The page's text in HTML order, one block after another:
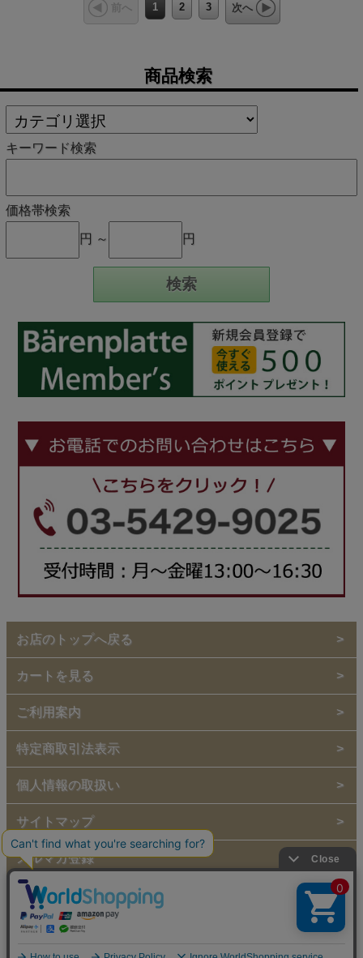
前へ 1 2 3 次へ
商品検索
キーワード検索
価格帯検索
円 ～ 円
お店のトップへ戻る
カートを見る
ご利用案内
特定商取引法表示
個人情報の取扱い
サイトマップ
メルマガ登録
お問い合わせ
copyright (c) 2013 Barenplatte all rights reserved.